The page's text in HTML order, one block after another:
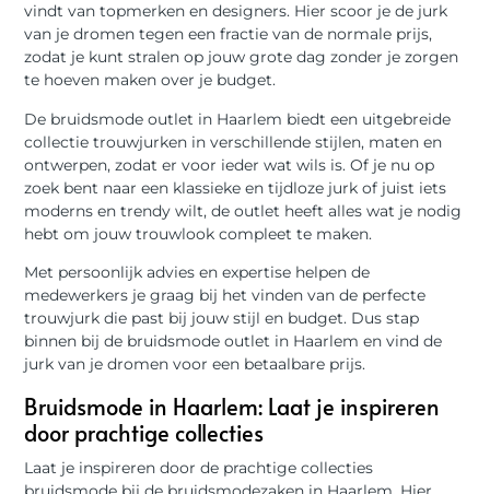
vindt van topmerken en designers. Hier scoor je de jurk
van je dromen tegen een fractie van de normale prijs,
zodat je kunt stralen op jouw grote dag zonder je zorgen
te hoeven maken over je budget.
De bruidsmode outlet in Haarlem biedt een uitgebreide
collectie trouwjurken in verschillende stijlen, maten en
ontwerpen, zodat er voor ieder wat wils is. Of je nu op
zoek bent naar een klassieke en tijdloze jurk of juist iets
moderns en trendy wilt, de outlet heeft alles wat je nodig
hebt om jouw trouwlook compleet te maken.
Met persoonlijk advies en expertise helpen de
medewerkers je graag bij het vinden van de perfecte
trouwjurk die past bij jouw stijl en budget. Dus stap
binnen bij de bruidsmode outlet in Haarlem en vind de
jurk van je dromen voor een betaalbare prijs.
Bruidsmode in Haarlem: Laat je inspireren
door prachtige collecties
Laat je inspireren door de prachtige collecties